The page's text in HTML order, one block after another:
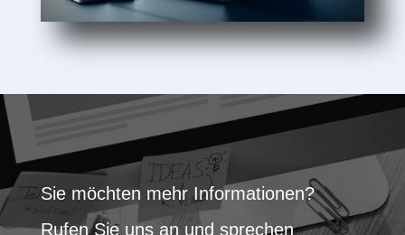
Sie möchten mehr Informationen?
Rufen Sie uns an und sprechen